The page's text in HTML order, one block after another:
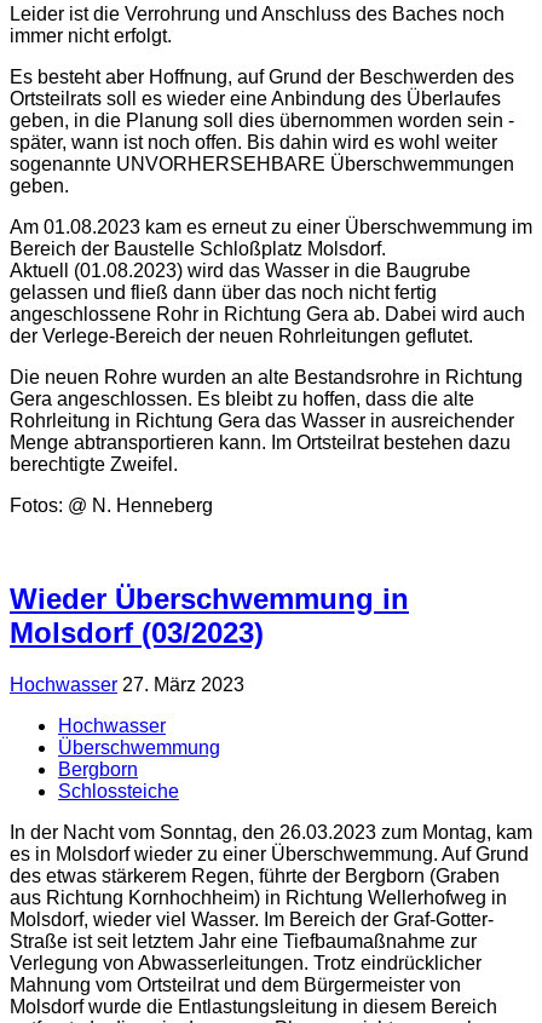
Leider ist die Verrohrung und Anschluss des Baches noch
immer nicht erfolgt.
Es besteht aber Hoffnung, auf Grund der Beschwerden des
Ortsteilrats soll es wieder eine Anbindung des Überlaufes
geben, in die Planung soll dies übernommen worden sein -
später, wann ist noch offen. Bis dahin wird es wohl weiter
sogenannte UNVORHERSEHBARE Überschwemmungen
geben.
Am 01.08.2023 kam es erneut zu einer Überschwemmung im
Bereich der Baustelle Schloßplatz Molsdorf.
Aktuell (01.08.2023) wird das Wasser in die Baugrube
gelassen und fließ dann über das noch nicht fertig
angeschlossene Rohr in Richtung Gera ab. Dabei wird auch
der Verlege-Bereich der neuen Rohrleitungen geflutet.
Die neuen Rohre wurden an alte Bestandsrohre in Richtung
Gera angeschlossen. Es bleibt zu hoffen, dass die alte
Rohrleitung in Richtung Gera das Wasser in ausreichender
Menge abtransportieren kann. Im Ortsteilrat bestehen dazu
berechtigte Zweifel.
Fotos: @ N. Henneberg
Wieder Überschwemmung in
Molsdorf (03/2023)
Hochwasser 27. März 2023
Hochwasser
Überschwemmung
Bergborn
Schlossteiche
In der Nacht vom Sonntag, den 26.03.2023 zum Montag, kam
es in Molsdorf wieder zu einer Überschwemmung. Auf Grund
des etwas stärkerem Regen, führte der Bergborn (Graben
aus Richtung Kornhochheim) in Richtung Wellerhofweg in
Molsdorf, wieder viel Wasser. Im Bereich der Graf-Gotter-
Straße ist seit letztem Jahr eine Tiefbaumaßnahme zur
Verlegung von Abwasserleitungen. Trotz eindrücklicher
Mahnung vom Ortsteilrat und dem Bürgermeister von
Molsdorf wurde die Entlastungsleitung in diesem Bereich